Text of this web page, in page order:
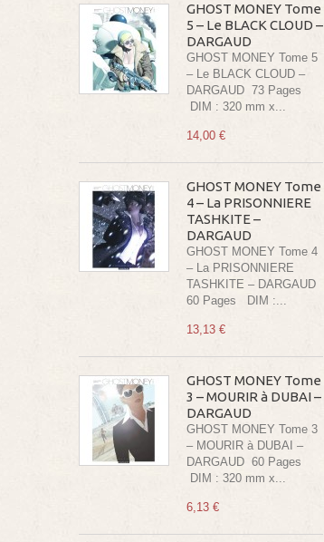
GHOST MONEY Tome
5 – Le BLACK CLOUD –
DARGAUD
GHOST MONEY Tome 5
– Le BLACK CLOUD –
DARGAUD 73 Pages
DIM : 320 mm x...
14,00 €
GHOST MONEY Tome
4 – La PRISONNIERE
TASHKITE –
DARGAUD
GHOST MONEY Tome 4
– La PRISONNIERE
TASHKITE – DARGAUD
60 Pages DIM :...
13,13 €
GHOST MONEY Tome
3 – MOURIR à DUBAI –
DARGAUD
GHOST MONEY Tome 3
– MOURIR à DUBAI –
DARGAUD 60 Pages
DIM : 320 mm x...
6,13 €